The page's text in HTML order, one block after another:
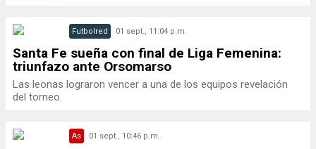
Futbolred 01 sept., 11:04 p.m.
Santa Fe sueña con final de Liga Femenina:
triunfazo ante Orsomarso
Las leonas lograron vencer a una de los equipos revelación
del torneo.
As 01 sept., 10:46 p.m.